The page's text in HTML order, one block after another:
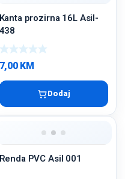
Kanta prozirna 16L Asil-
438
7,00KM
Dodaj
Renda PVC Asil 001